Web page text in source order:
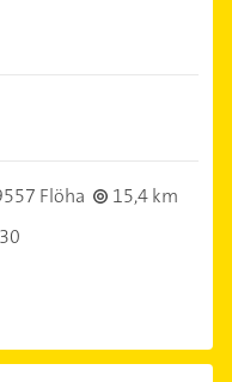
Flöha
15,4 km